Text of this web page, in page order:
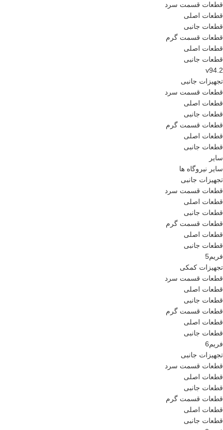
قطعات قسمت سرد
قطعات اصلی
قطعات جانبی
قطعات قسمت گرم
قطعات اصلی
قطعات جانبی
v94.2
تجهیزات جانبی
قطعات قسمت سرد
قطعات اصلی
قطعات جانبی
قطعات قسمت گرم
قطعات اصلی
قطعات جانبی
سایر
سایر نیروگاه ها
تجهیزات جانبی
قطعات قسمت سرد
قطعات اصلی
قطعات جانبی
قطعات قسمت گرم
قطعات اصلی
قطعات جانبی
فریم5
تجهیزات کمکی
قطعات قسمت سرد
قطعات اصلی
قطعات جانبی
قطعات قسمت گرم
قطعات اصلی
قطعات جانبی
فریم6
تجهیزات جانبی
قطعات قسمت سرد
قطعات اصلی
قطعات جانبی
قطعات قسمت گرم
قطعات اصلی
قطعات جانبی